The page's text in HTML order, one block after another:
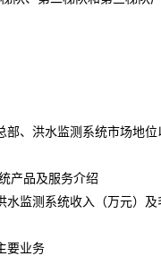
、 洪水监测系统市场地位
品及服务介绍
测系统收入（万元）及
业务